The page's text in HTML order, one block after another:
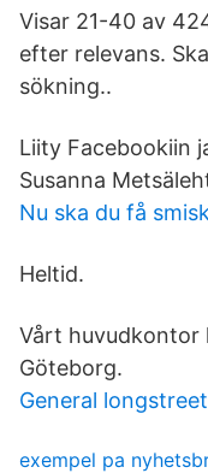
Visar 21-40 av
efter relevans.
sökning..
Liity Facebookiin
Susanna
Nu ska du få smisk
Heltid.
Vårt huvudkontor
Göteborg.
General longstreet
exempel pa